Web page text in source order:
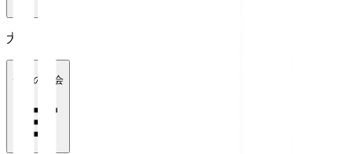
大会
全ての大会